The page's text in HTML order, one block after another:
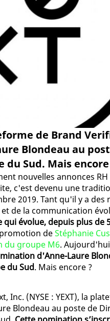
de Brand
Blondeau au
du Sud. Mais
nouvelles annonces RH
c'est devenu une
2019. Tant qu'il y a des
de la communication
évolue, depuis plus de
deStéphanie
du groupe M6.
d'Anne-Laure
du Sud. Mais encore ?
Inc. (NYSE : YEXT), la
Blondeau au poste de